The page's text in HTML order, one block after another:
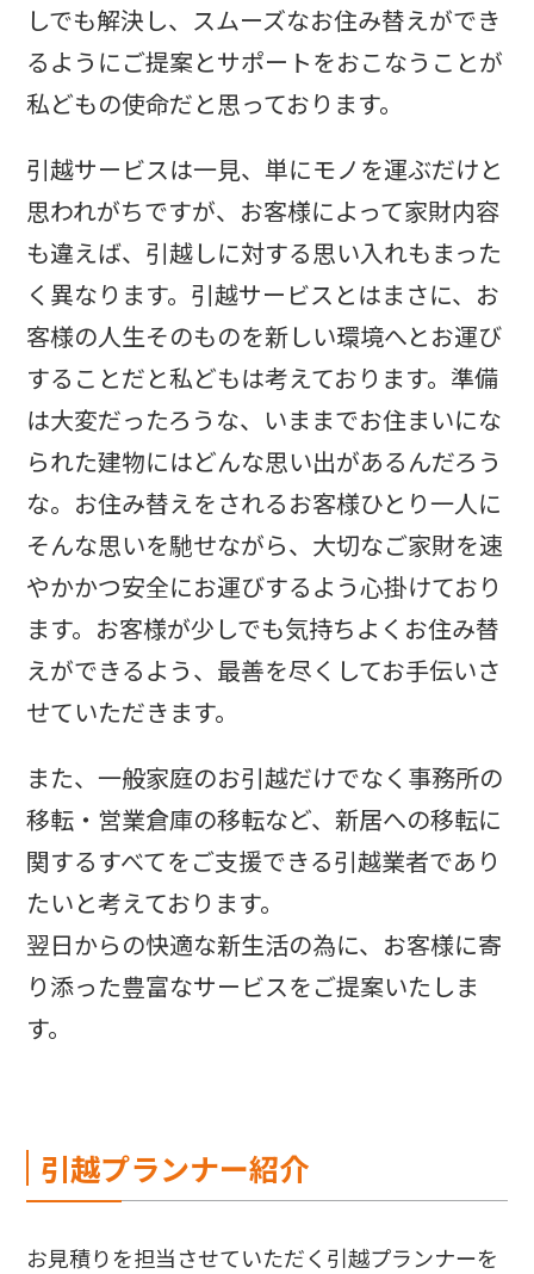
しでも解決し、スムーズなお住み替えができ
るようにご提案とサポートをおこなうことが
私どもの使命だと思っております。
引越サービスは一見、単にモノを運ぶだけと
思われがちですが、お客様によって家財内容
も違えば、引越しに対する思い入れもまった
く異なります。引越サービスとはまさに、お
客様の人生そのものを新しい環境へとお運び
することだと私どもは考えております。準備
は大変だったろうな、いままでお住まいにな
られた建物にはどんな思い出があるんだろう
な。お住み替えをされるお客様ひとり一人に
そんな思いを馳せながら、大切なご家財を速
やかかつ安全にお運びするよう心掛けており
ます。お客様が少しでも気持ちよくお住み替
えができるよう、最善を尽くしてお手伝いさ
せていただきます。
また、一般家庭のお引越だけでなく事務所の
移転・営業倉庫の移転など、新居への移転に
関するすべてをご支援できる引越業者であり
たいと考えております。
翌日からの快適な新生活の為に、お客様に寄
り添った豊富なサービスをご提案いたしま
す。
引越プランナー紹介
お見積りを担当させていただく引越プランナーを